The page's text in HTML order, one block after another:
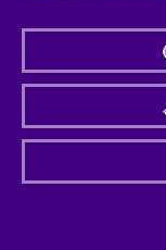
外
リ
ン
＞